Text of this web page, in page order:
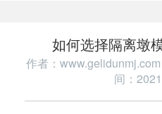
如何选择隔离墩
作者：www.gelidunmj.com
间：